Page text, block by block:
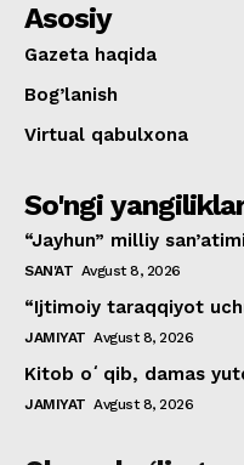
Asosiy
Gazeta haqida
Bog’lanish
Virtual qabulxona
So'ngi
“Jayhun” milliy
SAN'AT Avgust 8, 2026
“Ijtimoiy taraqqiyot
JAMIYAT Avgust 8, 2026
Kitob oʻqib, damas
JAMIYAT Avgust 8, 2026